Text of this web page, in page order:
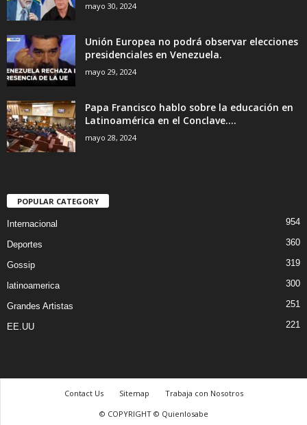
mayo 30, 2024
Unión Europea no podrá observar elecciones
presidenciales en Venezuela.
mayo 29, 2024
Papa Francisco hablo sobre la educación en
Latinoamérica en el Conclave....
mayo 28, 2024
POPULAR CATEGORY
Internacional 954
Deportes 360
Gossip 319
latinoamerica 300
Grandes Artistas 251
EE.UU 221
Contact Us Sitemap
Trabaja con Nosotros
© COPYRIGHT © Quienlosabe